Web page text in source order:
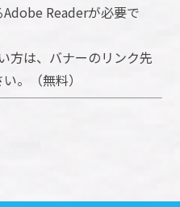
Readerが必要で
方は、バナーのリンク先
。（無料）